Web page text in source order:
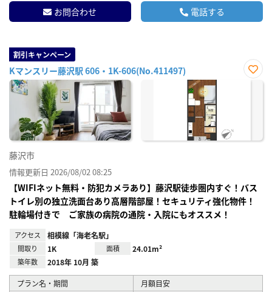
お問合わせ 電話する
割引キャンペーン
Kマンスリー藤沢駅 606・1K-606(No.411497)
お気
藤沢市
情報更新日 2026/08/02 08:25
【WIFIネット無料・防犯カメラあり】藤沢駅徒歩圏内すぐ！バス
トイレ別の独立洗面台あり高層階部屋！セキュリティ強化物件！
駐輪場付きで ご家族の病院の通院・入院にもオススメ！
アクセス 相模線「海老名駅」
間取り 1K 面積 24.01m²
築年数 2018年 10月 築
プラン名・期間 月額目安